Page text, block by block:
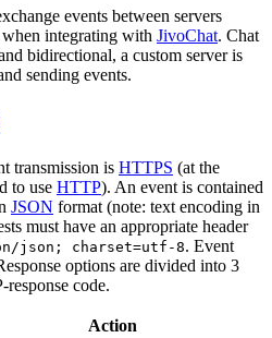
events between servers
integrating with JivoChat. Chat
bidirectional, a custom server is
sending events.
transmission is HTTPS (at the
to use HTTP). An event is contained
JSON format (note: text encoding in
must have an appropriate header
json; charset=utf-8. Event
options are divided into 3
code.
Action